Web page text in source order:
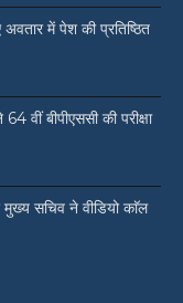
अवतार में पेश की प्रतिष्ठित
वीं बीपीएससी की परीक्षा
मुख्य सचिव ने वीडियो काॅल